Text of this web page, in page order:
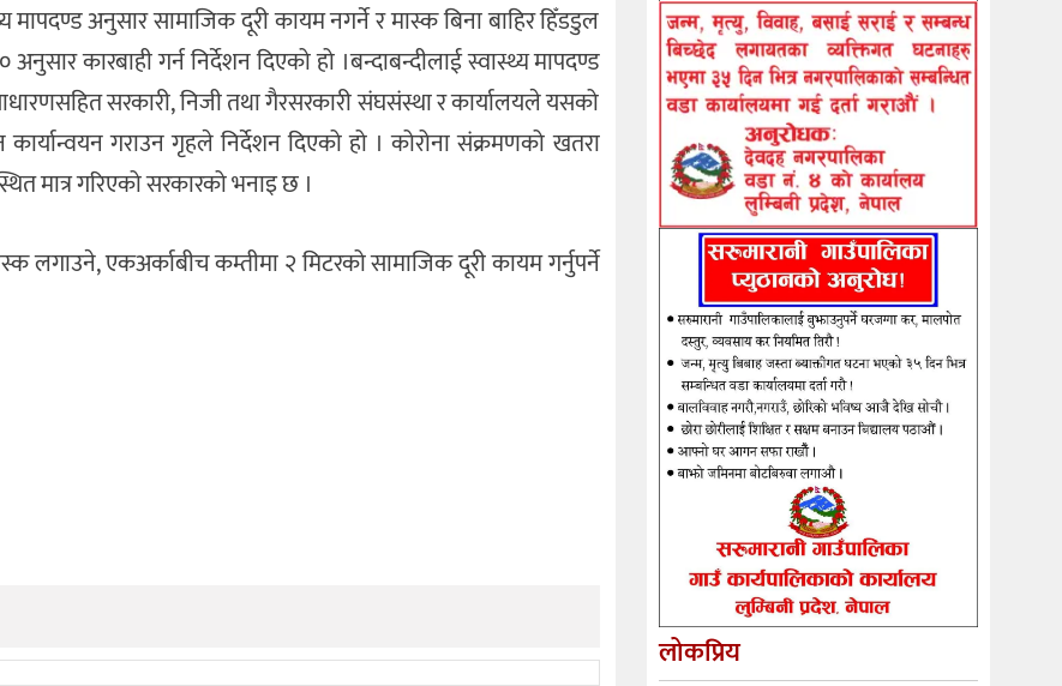
मापदण्ड अनुसार सामाजिक दूरी कायम नगर्ने र मास्क बिना बाहिर हिँडडुल
कारबाही गर्न निर्देशन दिएको हो ।बन्दाबन्दीलाई स्वास्थ्य मापदण्ड
सरकारी, निजी तथा गैरसरकारी संघसंस्था र कार्यालयले यसको
गराउन गृहले निर्देशन दिएको हो । कोरोना संक्रमणको खतरा
मात्र गरिएको सरकारको भनाइ छ ।
लगाउने, एकअर्काबीच कम्तीमा २ मिटरको सामाजिक दूरी कायम गर्नुपर्ने
लोकप्रिय